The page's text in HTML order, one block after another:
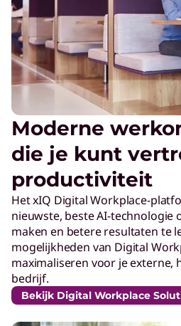
Moderne
die je kunt
productiviteit
Het xIQ Digital Workplace-
nieuwste, beste AI-technologie
maken en betere resultaten te
mogelijkheden van Digital
maximaliseren voor je externe,
bedrijf.
Bekijk Digital Workplace